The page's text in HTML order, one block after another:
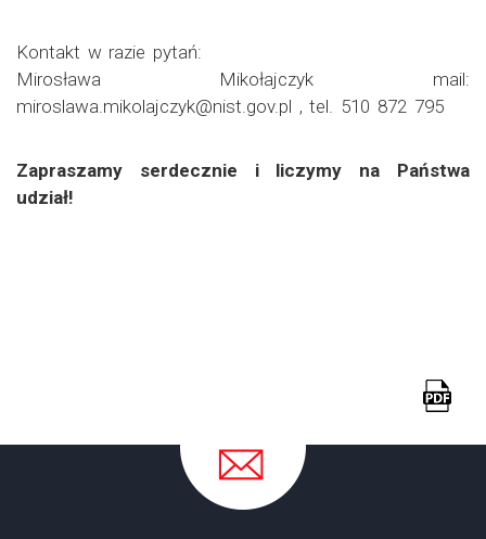
Kontakt w razie pytań:
Mirosława Mikołajczyk mail:
miroslawa.mikolajczyk@nist.gov.pl , tel. 510 872 795
Zapraszamy serdecznie i liczymy na Państwa
udział!